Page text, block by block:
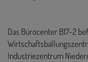
Das Bürocenter B17-2
Industriezentrum